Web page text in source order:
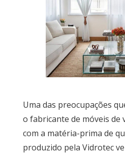
Uma das preocupações
o fabricante de móveis de
com a matéria-prima de
produzido pela Vidrotec